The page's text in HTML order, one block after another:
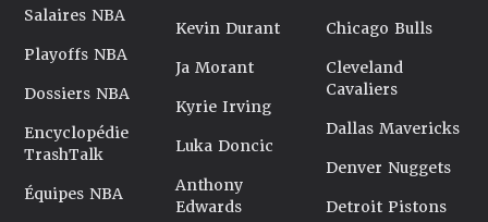
Salaires NBA
Playoffs NBA
Dossiers NBA
Encyclopédie
TrashTalk
Équipes NBA
Kevin Durant
Ja Morant
Kyrie Irving
Luka Doncic
Anthony
Edwards
Chicago Bulls
Cleveland
Cavaliers
Dallas Mavericks
Denver Nuggets
Detroit Pistons